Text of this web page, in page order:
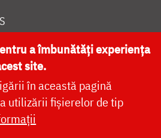
CATEDRALA NAȚIONALĂ
a îmbunătăți experiența
site.
în această pagină
utilizării fișierelor de tip